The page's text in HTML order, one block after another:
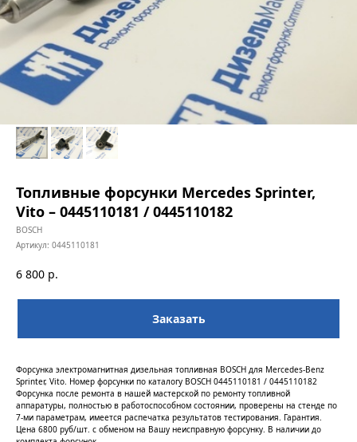
Топливные форсунки Mercedes Sprinter,
Vito – 0445110181 / 0445110182
BOSCH
Артикул: 0445110181
6 800 р.
Заказать
Форсунка электромагнитная дизельная топливная BOSCH для Mercedes-Benz
Sprinter, Vito. Номер форсунки по каталогу BOSCH 0445110181 / 0445110182
Форсунка после ремонта в нашей мастерской по ремонту топливной
аппаратуры, полностью в работоспособном состоянии, проверены на стенде по
7-ми параметрам, имеется распечатка результатов тестирования. Гарантия.
Цена 6800 руб/шт. с обменом на Вашу неисправную форсунку. В наличии до